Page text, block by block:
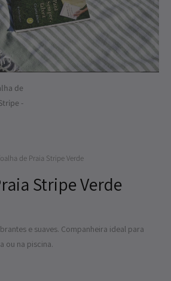
de Praia Stripe Verde
Stripe Verde
e suaves. Companheira ideal para
ou na piscina.